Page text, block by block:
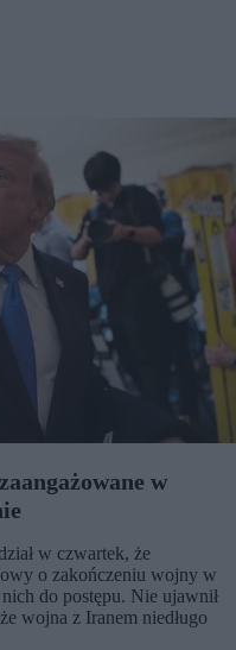
w
w czwartek, że
o zakończeniu wojny w
do postępu. Nie ujawnił
wojna z Iranem niedługo